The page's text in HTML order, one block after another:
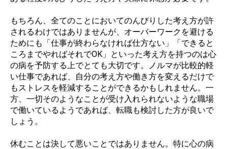
もちろん、全てのことにおいてのんびりした考え方が許
されるわけではありませんが、オーバーワークを避ける
ためにも「仕事が終わらなければ仕方ない」「できると
ころまでやればそれでOK」といった考え方を持つのは心
の病を予防する上でとても大切です。ノルマが比較的軽
い仕事であれば、自分の考え方や働き方を変えるだけで
もストレスを軽減することができるかもしれません。一
方、一切そのようなことが受け入れられないような職場
で働いているようであれば、転職も検討した方が良いで
しょう。
休むことは決して悪いことではありません。特に心の病